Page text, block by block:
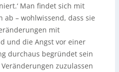
Man findet sich mit
ab – wohlwissend, dass sie
mit
und die Angst vor einer
durchaus begründet sein
zuzulassen